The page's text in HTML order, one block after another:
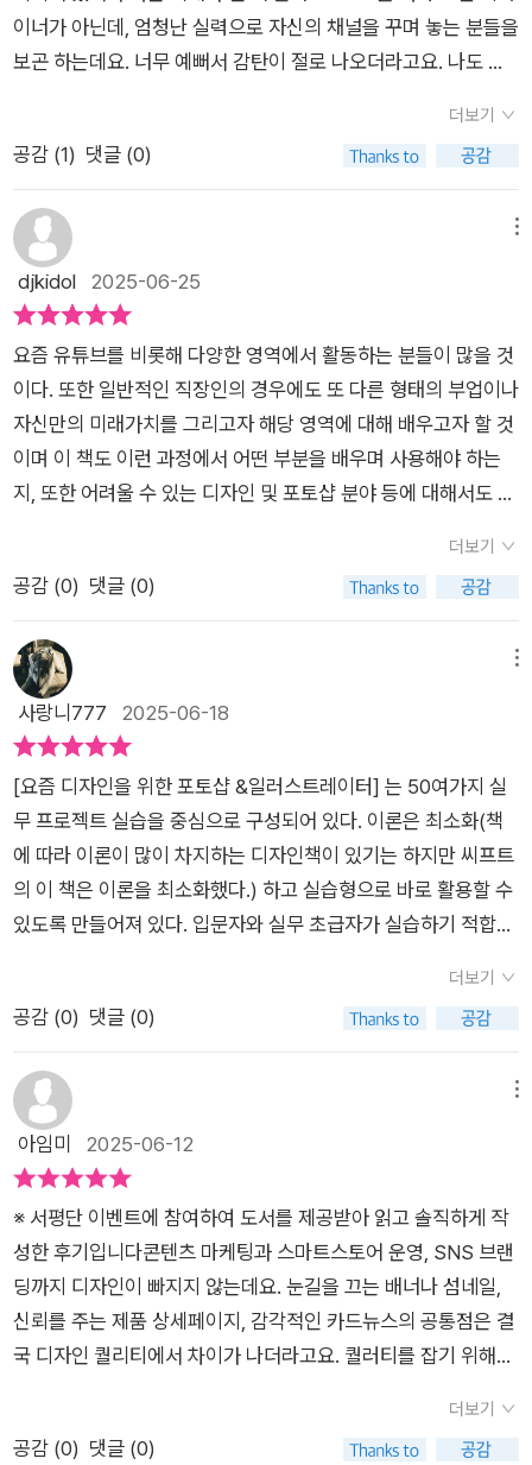
이너가 아닌데, 엄청난 실력으로 자신의 채널을 꾸며 놓는 분들을
보곤 하는데요. 너무 예뻐서 감탄이 절로 나오더라고요. 나도 저
인을 위한 포토샵 & 일러스트레이터>를 보게 됐는데요. 진짜 요
즘 트렌드에 맞는 디자인을 해보고 싶은 분들에게 아주 유용한 책
인 거 같아요.사실 전 포토샵을 아예 못 다루지는 않아요. 다만 기
본이 없습니다ㅋㅋㅋ 그때그때 필요한 부분만 검색해서 작업하
곤 했었거든요. 그래서 복잡한 기능은 거의 모르는 편이죠ㅠㅠ 그
런데 포토샵 잘 하는 주변 분들 보면 부럽더라고요. 요즘은 포토
거든요. 그래서 기초부터 하나씩, 차근차근 공부해볼 생각이었는
데, <요즘 디자인을 위한 포토샵 & 일러스트레이터>는 전문가
가 기초부터 하나씩 알려주는 포토샵&일러스트레이터 책이라 더
좋은 거 같아요.게다가 책에서 다루고 있는 모든 실습은 예제 파
일과 완성 파일을 제공하고 있어서 실제로 따라해보기도 편하고
좋았습니다. 맘에 드는 이미지가 있으면 예제 파일을 가지고 이렇
게 저렇게 변형해보는 재미도 있더라고요~ 게다가 책만 보고 따
도 올라와 있으니 책을 보며 따라하다가 막히면 영상을 참고할 수
도 있어요. ​<요즘 디자인을 위한 포토샵 & 일러스트레이터>의
또 다른 장점이라면 책 한 권으로 포토샵뿐만 아니라 일러스트레
이터까지 배워볼 수 있다는 점이 아닐까 싶어요. 트렌드에 맞는
디자인을 위한 책이라는 제목처럼 요즘 디자인에서 많이 활용되
는 예시들이 많았는데요. 포토샵과 일러스트레이터는 동시에 같
이 배우는 분들이 많은데, 독학해볼 계획을 가진 분들에게는 아주
유용한 책이 아닐까 싶습니다.총 55가지의 실무 예제뿐만 아니
라 어도비 인공지능 활용 방법까지. 진짜 핫하고 트렌디한 포토샵
샵 & 일러스트레이터>! SNS를 예쁘게 꾸미고 싶거나, 디자인을
더한 콘텐츠를 만들어 보고 싶을 분께 강추하는 책이에요~!​
더보기
공감 (1) 댓글 (0)
djkidol 2025-06-25
요즘 유튜브를 비롯해 다양한 영역에서 활동하는 분들이 많을 것
이다. 또한 일반적인 직장인의 경우에도 또 다른 형태의 부업이나
자신만의 미래가치를 그리고자 해당 영역에 대해 배우고자 할 것
이며 이 책도 이런 과정에서 어떤 부분을 배우며 사용해야 하는
지, 또한 어려울 수 있는 디자인 및 포토샵 분야 등에 대해서도 탄
이 많을 것이다. <요즘 디자인을 위한 포토샵 & 일러스트레이터
> 책에서는 다양한 프로그램 기법이나 인공지능 기술의 접목을
통해 관련 키워드와 주제를 소개하고 있는 점도 참고하면 좋을 것
이다.​그만큼 직무에 있어서도 좋은 영향력을 가질 수 있고 개인적
성장이나 성과달성을 위해서도 해당 분야를 잘할 경우 더 나은 선
택과 기회를 함께 잡을 수 있다는 점도 참고해야 할 것이다. 물론
으로 입문자 및 비전공자의 경우에는 일정한 시간투자와 학습이
요구된다는 점도 알아야 한다. 이에 책에서도 개인마다 서로 다르
게 나타날 수 있는 부분에 대해 최소한, 그리고 기본적으로 알아
야 하는 부분을 중심으로 한 가이드라인 소개와 이 과정에서 실무
에서는 어떤 형태로 사용해야 하는지도 함께 전하고 있다. <요즘
디자인을 위한 포토샵 & 일러스트레이터> 해당 분야의 경우 보
는 관점에 따라서 전혀 다른 해석과 평가가 공존할 것이다. 즉 어
를 복잡하게 여기는 분들도 많고 포토샵 및 기획력, 디자인 분야
를 활용한 일러스트레이터의 경우 어떤 미래가치나 실무적인 장
점이 있는지도 함께 배우며 판단해 보자. 이론적인 영역도 중요하
지만 이를 사용하는 다양한 프로그램에 대한 이해도, 이를 위해
적절한 그림과 사진, 예시 등을 통해 적극적으로 표현하고 있다는
점도 참고한다면 더 쉽게 배우며 스스로를 위한 사용도 가능할 것
이다.​다양한 기술적 혁신과 결과물을 만들 수 있는 현실에서 책에
서 말하는 포토샵 및 디자인 분야 등은 무엇인지, 그리고 인공지
능 및 생성형 인공지능을 통해 어떤 부분을 더 나은 방식으로 해
인을 위한 포토샵 & 일러스트레이터> 사람들에게 보여지는 이미
지화나 직관적인 내용과 정보의 전달, 이를 표현하기 위한 수단이
더보기
공감 (0) 댓글 (0)
사랑니777 2025-06-18
[요즘 디자인을 위한 포토샵 &일러스트레이터] 는 50여가지 실
무 프로젝트 실습을 중심으로 구성되어 있다. 이론은 최소화(책
에 따라 이론이 많이 차지하는 디자인책이 있기는 하지만 씨프트
의 이 책은 이론을 최소화했다.) 하고 실습형으로 바로 활용할 수
있도록 만들어져 있다. 입문자와 실무 초급자가 실습하기 적합한
특징이다.완성결과 미리보기의 이미지를 미리 보고 실습하고 싶
은 디자인을 먼저 선택해 공부할 수 있다. 구매 전 책에서 알려주
스크 / 네온효과 /글래스모피즘효과 등의 포토샵 예제와 문자와
아트브러시, 타이포그래피, 픽셀아트 등의 일러스트 예제 뿐만 아
니라 포토샵과 일러스트레이터를 같이 연동해 만들수 있는 예제
어도비 생성형 AI 기능을 다뤄 최신 트렌드에 맞춘 레슨을 제공하
는데, 유튜브에서는 저자 우디의 <톨스토리디자인연구소> 를
통해 포토샵 강의를 들을 수 있다. (강의는 2025년 12월말까지
순차적으로 업로드된다고 하니, 책의 실습 내용을 미리 예습하는
것도 좋을 것 같다.) 포토샵 실습 파트 중 중급예제는 파트 2~3
사이에 있는데 레이어 마스크와 블렌딩 모드 실습용 예제가 있다.
스마트 오브젝트를 활용해 객체를 변형하고, 마스크 레이어를 적
더보기
공감 (0) 댓글 (0)
아임미 2025-06-12
※ 서평단 이벤트에 참여하여 도서를 제공받아 읽고 솔직하게 작
성한 후기입니다​콘텐츠 마케팅과 스마트스토어 운영, SNS 브랜
딩까지 디자인이 빠지지 않는데요. 눈길을 끄는 배너나 섬네일,
신뢰를 주는 제품 상세페이지, 감각적인 카드뉴스의 공통점은 결
국 디자인 퀄리티에서 차이가 나더라고요. 퀄러티를 잡기 위해서
가 잘 활용할 수 있어야 하는데요. 그런 부분을 보완하기 위해서
[요즘 디자인을 위한 포토샵 & 일러스트레이터]를 읽어 보았어
더보기
공감 (0) 댓글 (0)